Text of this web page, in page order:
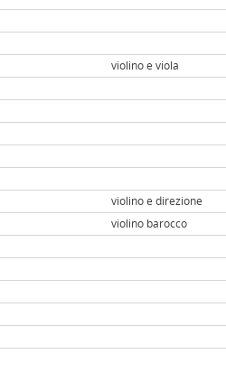
violino e viola
violino e direzione
violino barocco